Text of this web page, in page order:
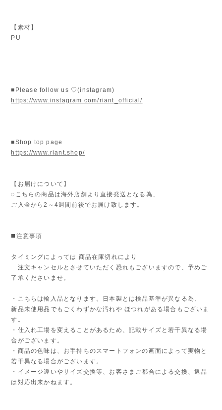
【素材】
PU
■Please follow us ♡(instagram)
https://www.instagram.com/riant_official/
■Shop top page
https://www.riant.shop/
【お届けについて】
◌こちらの商品は海外店舗より直接発送となる為、
ご入金から2～4週間前後でお届け致します。
◼️注意事項
タイミングによっては 商品在庫切れにより
注文キャンセルとさせていただく恐れもございますので、予めご
了承くださいませ。
・こちらは輸入品となります。日本製とは検品基準が異なる為、
新品未使用品でもごくわずかな汚れや ほつれがある場合もございま
す。
・仕入れ工場を変えることがあるため、記載サイズと若干異なる場
合がございます。
・商品の色味は、お手持ちのスマートフォンの画面によって実物と
若干異なる場合がございます。
・イメージ違いやサイズ交換等、お客さまご都合による交換、返品
は対応出来かねます。